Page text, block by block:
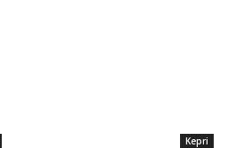
Kepri